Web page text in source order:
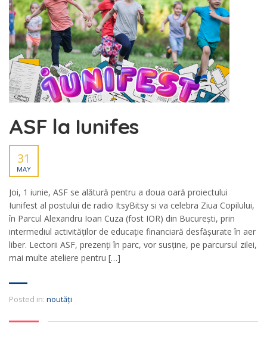
ASF la Iunifes
31
MAY
Joi, 1 iunie, ASF se alătură pentru a doua oară proiectului
Iunifest al postului de radio ItsyBitsy si va celebra Ziua Copilului,
în Parcul Alexandru Ioan Cuza (fost IOR) din București, prin
intermediul activităților de educație financiară desfășurate în aer
liber. Lectorii ASF, prezenți în parc, vor susține, pe parcursul zilei,
mai multe ateliere pentru […]
Posted in: noutăți